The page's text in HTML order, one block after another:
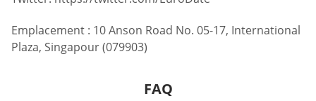
Emplacement : 10 Anson Road No. 05-17, International
Plaza, Singapour (079903)
FAQ